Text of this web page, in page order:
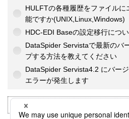
HULFTの各種履歴をファイル
能ですか(UNIX,Linux,Windows)
HDC-EDI Baseの設定移行につ
DataSpider Servistaで最新のバ
プする方法を教えてください
DataSpider Servista4.2 にバー
エラーが発生します
カテゴリー：